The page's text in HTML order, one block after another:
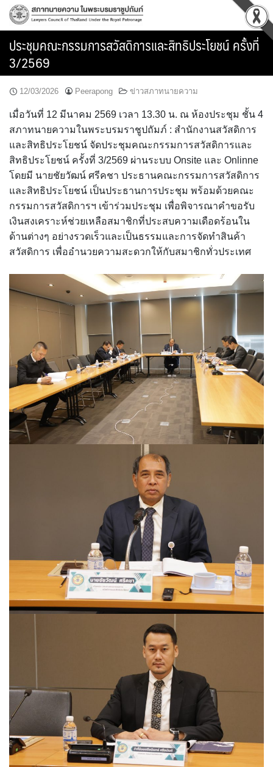
Skip
ประชุมคณะกรรมการสวัสดิการและสิทธิประโยชน์ ครั้งที่
3/2569
12/03/2026 Peerapong ข่าวสภาทนายความ
เมื่อวันที่ 12 มีนาคม 2569 เวลา 13.30 น. ณ ห้องประชุม ชั้น 4
สภาทนายความในพระบรมราชูปถัมภ์ : สำนักงานสวัสดิการ
และสิทธิประโยชน์ จัดประชุมคณะกรรมการสวัสดิการและ
สิทธิประโยชน์ ครั้งที่ 3/2569 ผ่านระบบ Onsite และ Onlinne
โดยมี นายชัยวัฒน์ ศรีคชา ประธานคณะกรรมการสวัสดิการ
และสิทธิประโยชน์ เป็นประธานการประชุม พร้อมด้วยคณะ
กรรมการสวัสดิการฯ เข้าร่วมประชุม เพื่อพิจารณาคำขอรับ
เงินสงเคราะห์ช่วยเหลือสมาชิกที่ประสบความเดือดร้อนใน
ด้านต่างๆ อย่างรวดเร็วและเป็นธรรมและการจัดทำสินค้า
สวัสดิการ เพื่ออำนวยความสะดวกให้กับสมาชิกทั่วประเทศ